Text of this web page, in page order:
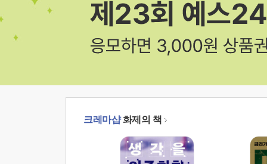
크레마샵화제의 책